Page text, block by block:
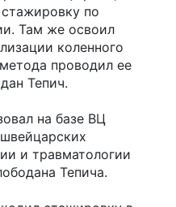
по
Там же освоил
коленного
проводил ее
Тепич.
на базе ВЦ
и травматологии
Тепича.